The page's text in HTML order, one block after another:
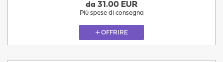
da 31.00 EUR
Più spese di consegna
OFFRIRE